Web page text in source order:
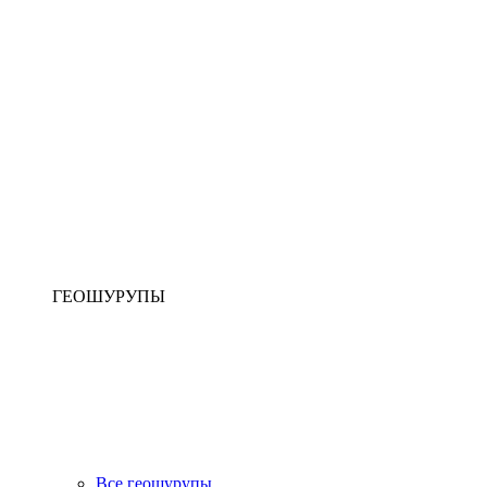
ГЕОШУРУПЫ
Все геошурупы